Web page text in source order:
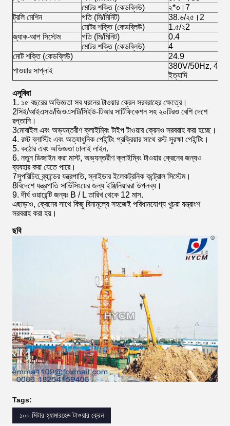
মোটর শক্তি (কেডব্লিউ)
২*৩।7
ট্রলি মেশিন
গতি (মি/মিনিট)
38.৬/২৫।2
মোটর শক্তি (কেডব্লিউ)
1.৫/২2
জ্যাক-আপ সিস্টেম
গতি (মি/মিনিট)
0.4
মোটর শক্তি (কেডব্লিউ)
4
মোট শক্তি (কেডব্লিউ)
24.9
পাওয়ার সাপ্লাই
380V/50Hz,
ইত্যাদি
এসুবিধা
1. ১৫ বছরের অভিজ্ঞতা সব ধরনের টাওয়ার ক্রেন সরবরাহের ক্ষেত্রে।
2সিই/আইএসও/জিওএসটি/সিইউ-টিআর সার্টিফিকেশন সহ ২০টিরও বেশি দেশে
রপ্তানি।
3মোবাইল এবং অভ্যন্তরীণ ক্লাইম্বিং টাইপ টাওয়ার ক্রেনও সরবরাহ করা হচ্ছে।
4. রস্ট ব্লাস্টিং এবং অত্যাধুনিক পেইন্টিং প্রক্রিয়ার সাথে রস্ট সুরক্ষা পেইন্টিং।
5. কঠোর এবং অভিজ্ঞতা ঢালাই লাইন.
6. নতুন ডিজাইন করা মাস্ট, অভ্যন্তরীণ ক্লাইম্বিং টাওয়ার ক্রেনের জন্যও
ব্যবহার করা যেতে পারে।
7সুপরিচিত ব্র্যান্ডের যন্ত্রপাতি, স্নাইডার ইলেকট্রনিক কন্ট্রোল সিস্টেম।
8বিদেশে যন্ত্রপাতি সার্ভিসিংয়ের জন্য ইঞ্জিনিয়াররা উপলব্ধ।
9. দীর্ঘ ওয়ারেন্টি জন্যঃ B / L তারিখ থেকে 12 মাস.
এছাড়াও, ক্রেনের সাথে কিছু বিনামূল্যে সহজেই পরিধানযোগ্য খুচরা যন্ত্রাংশ
সরবরাহ করা হয়।
ছবি
Tags:
১০০ মিটার হ্যামারহেড টাওয়ার ক্রেন